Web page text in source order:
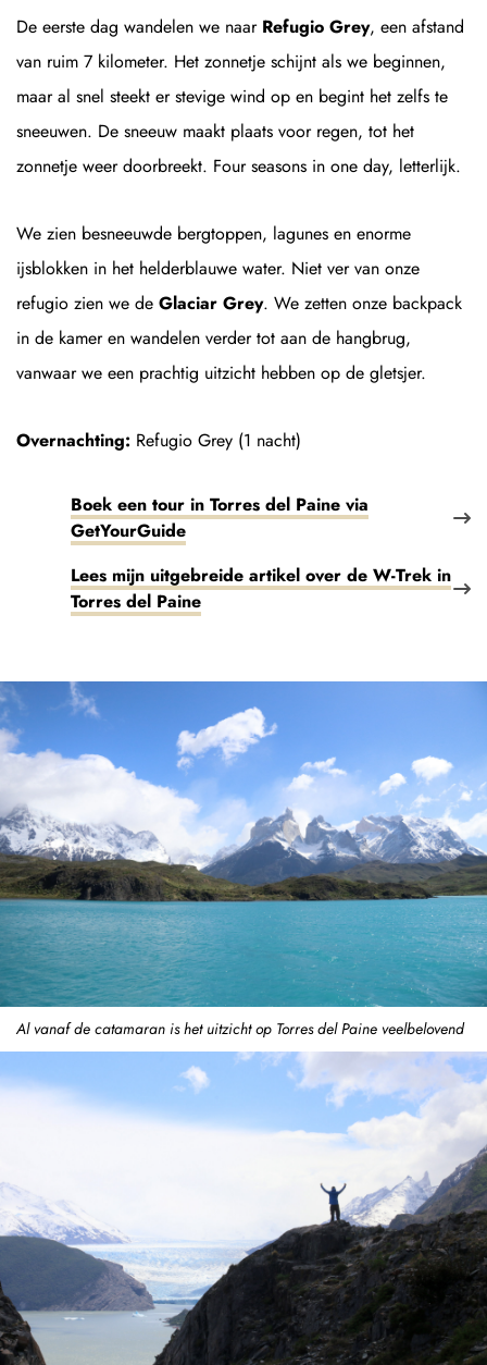
De eerste dag wandelen we naar Refugio Grey, een afstand
van ruim 7 kilometer. Het zonnetje schijnt als we beginnen,
maar al snel steekt er stevige wind op en begint het zelfs te
sneeuwen. De sneeuw maakt plaats voor regen, tot het
zonnetje weer doorbreekt. Four seasons in one day, letterlijk.
We zien besneeuwde bergtoppen, lagunes en enorme
ijsblokken in het helderblauwe water. Niet ver van onze
refugio zien we de Glaciar Grey. We zetten onze backpack
in de kamer en wandelen verder tot aan de hangbrug,
vanwaar we een prachtig uitzicht hebben op de gletsjer.
Overnachting: Refugio Grey (1 nacht)
Boek een tour in Torres del Paine via
GetYourGuide
Lees mijn uitgebreide artikel over de W-Trek in
Torres del Paine
Al vanaf de catamaran is het uitzicht op Torres del Paine veelbelovend